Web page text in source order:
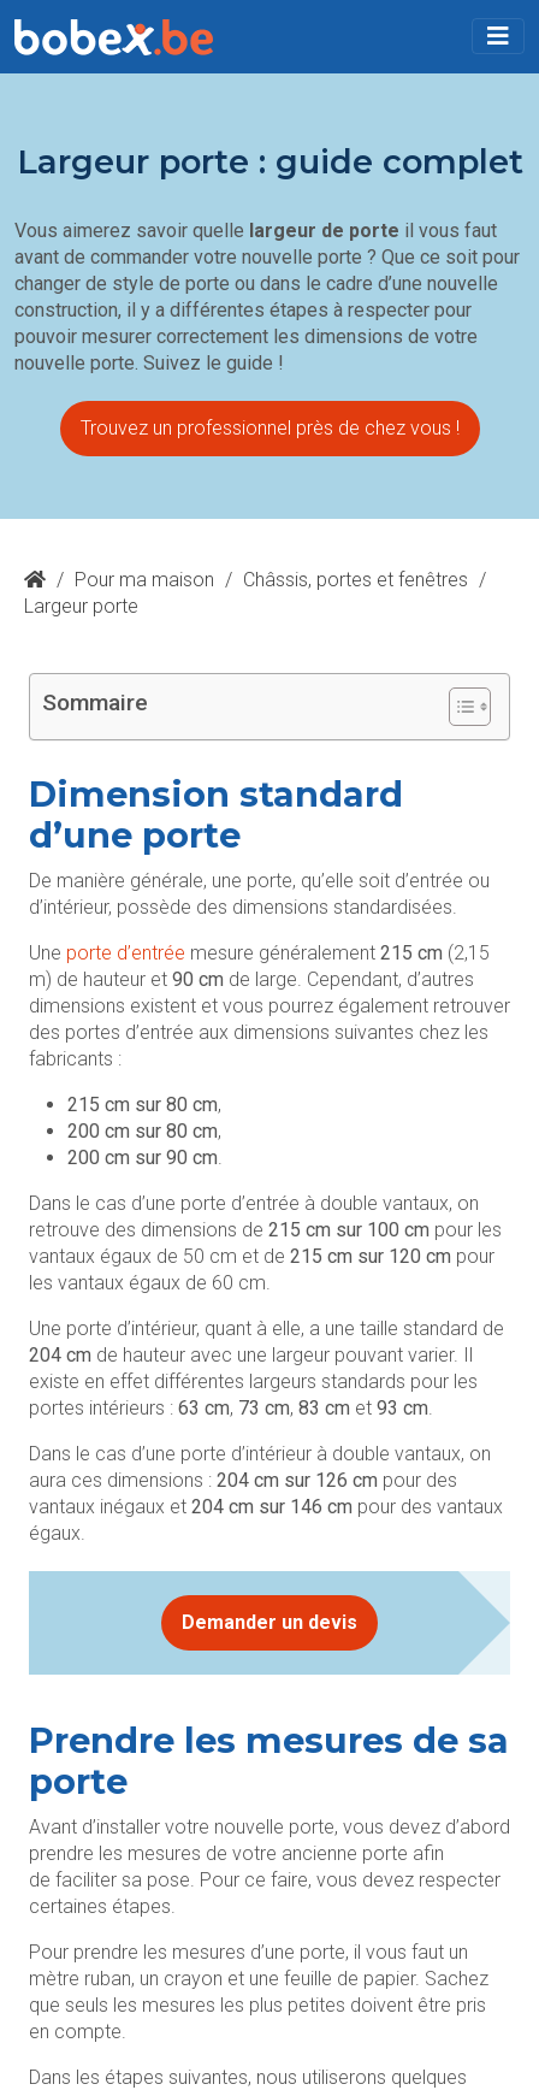
Largeur porte : guide complet
Vous aimerez savoir quelle largeur de porte il vous faut
avant de commander votre nouvelle porte ? Que ce soit pour
changer de style de porte ou dans le cadre d’une nouvelle
construction, il y a différentes étapes à respecter pour
pouvoir mesurer correctement les dimensions de votre
nouvelle porte. Suivez le guide !
Trouvez un professionnel près de chez vous !
/ Pour ma maison / Châssis, portes et fenêtres /
Largeur porte
Sommaire
Dimension standard
d’une porte
De manière générale, une porte, qu’elle soit d’entrée ou
d’intérieur, possède des dimensions standardisées.
Une porte d’entrée mesure généralement 215 cm (2,15
m) de hauteur et 90 cm de large. Cependant, d’autres
dimensions existent et vous pourrez également retrouver
des portes d’entrée aux dimensions suivantes chez les
fabricants :
215 cm sur 80 cm,
200 cm sur 80 cm,
200 cm sur 90 cm
Dans le cas d’une porte d’entrée à double vantaux, on
retrouve des dimensions de 215 cm sur 100 cm pour les
vantaux égaux de 50 cm et de 215 cm sur 120 cm pour
les vantaux égaux de 60 cm.
Une porte d’intérieur, quant à elle, a une taille standard de
204 cm de hauteur avec une largeur pouvant varier. Il
existe en effet différentes largeurs standards pour les
portes intérieurs : 63 cm, 73 cm, 83 cm et 93 cm
Dans le cas d’une porte d’intérieur à double vantaux, on
aura ces dimensions : 204 cm sur 126 cm pour des
vantaux inégaux et 204 cm sur 146 cm pour des vantaux
égaux.
Demander un devis
Prendre les mesures de sa
porte
Avant d’installer votre nouvelle porte, vous devez d’abord
prendre les mesures de votre ancienne porte afin
de faciliter sa pose. Pour ce faire, vous devez respecter
certaines étapes.
Pour prendre les mesures d’une porte, il vous faut un
mètre ruban, un crayon et une feuille de papier. Sachez
que seuls les mesures les plus petites doivent être pris
en compte.
Dans les étapes suivantes, nous utiliserons quelques